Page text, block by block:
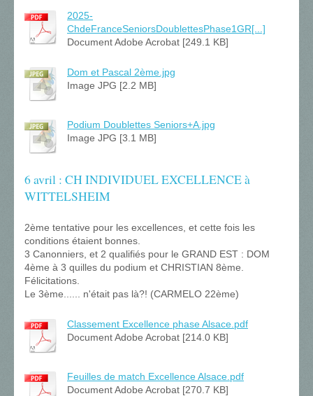
2025-
ChdeFranceSeniorsDoublettesPhase1GR[...]
Document Adobe Acrobat [249.1 KB]
Dom et Pascal 2ème.jpg
Image JPG [2.2 MB]
Podium Doublettes Seniors+A.jpg
Image JPG [3.1 MB]
6 avril : CH INDIVIDUEL EXCELLENCE à
WITTELSHEIM
2ème tentative pour les excellences, et cette fois les
conditions étaient bonnes.
3 Canonniers, et 2 qualifiés pour le GRAND EST : DOM
4ème à 3 quilles du podium et CHRISTIAN 8ème.
Félicitations.
Le 3ème...... n'était pas là?! (CARMELO 22ème)
Classement Excellence phase Alsace.pdf
Document Adobe Acrobat [214.0 KB]
Feuilles de match Excellence Alsace.pdf
Document Adobe Acrobat [270.7 KB]